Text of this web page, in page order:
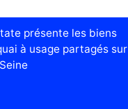
présente les biens
à usage partagés sur